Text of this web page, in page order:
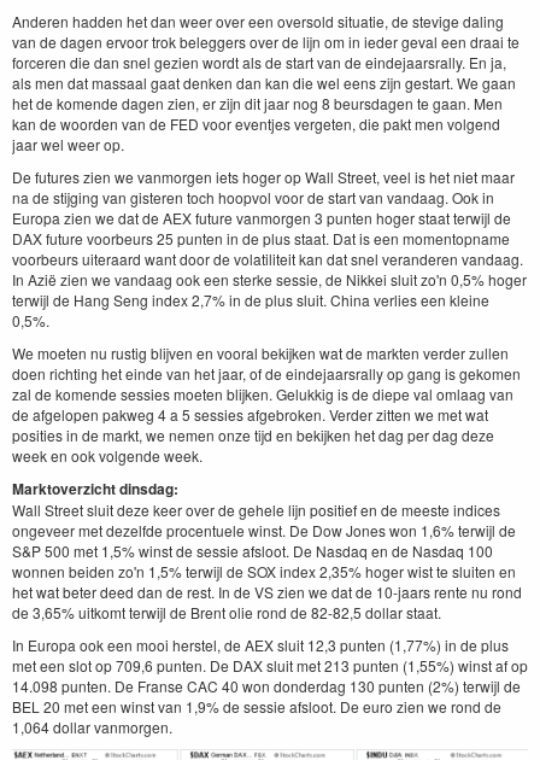
Anderen hadden het dan weer over een oversold situatie, de stevige daling
van de dagen ervoor trok beleggers over de lijn om in ieder geval een draai te
forceren die dan snel gezien wordt als de start van de eindejaarsrally. En ja,
als men dat massaal gaat denken dan kan die wel eens zijn gestart. We gaan
het de komende dagen zien, er zijn dit jaar nog 8 beursdagen te gaan. Men
kan de woorden van de FED voor eventjes vergeten, die pakt men volgend
jaar wel weer op.
De futures zien we vanmorgen iets hoger op Wall Street, veel is het niet maar
na de stijging van gisteren toch hoopvol voor de start van vandaag. Ook in
Europa zien we dat de AEX future vanmorgen 3 punten hoger staat terwijl de
DAX future voorbeurs 25 punten in de plus staat. Dat is een momentopname
voorbeurs uiteraard want door de volatiliteit kan dat snel veranderen vandaag.
In Azië zien we vandaag ook een sterke sessie, de Nikkei sluit zo'n 0,5% hoger
terwijl de Hang Seng index 2,7% in de plus sluit. China verlies een kleine
0,5%.
We moeten nu rustig blijven en vooral bekijken wat de markten verder zullen
doen richting het einde van het jaar, of de eindejaarsrally op gang is gekomen
zal de komende sessies moeten blijken. Gelukkig is de diepe val omlaag van
de afgelopen pakweg 4 a 5 sessies afgebroken. Verder zitten we met wat
posities in de markt, we nemen onze tijd en bekijken het dag per dag deze
week en ook volgende week.
Marktoverzicht dinsdag:
Wall Street sluit deze keer over de gehele lijn positief en de meeste indices
ongeveer met dezelfde procentuele winst. De Dow Jones won 1,6% terwijl de
S&P 500 met 1,5% winst de sessie afsloot. De Nasdaq en de Nasdaq 100
wonnen beiden zo'n 1,5% terwijl de SOX index 2,35% hoger wist te sluiten en
het wat beter deed dan de rest. In de VS zien we dat de 10-jaars rente nu rond
de 3,65% uitkomt terwijl de Brent olie rond de 82-82,5 dollar staat.
In Europa ook een mooi herstel, de AEX sluit 12,3 punten (1,77%) in de plus
met een slot op 709,6 punten. De DAX sluit met 213 punten (1,55%) winst af op
14.098 punten. De Franse CAC 40 won donderdag 130 punten (2%) terwijl de
BEL 20 met een winst van 1,9% de sessie afsloot. De euro zien we rond de
1,064 dollar vanmorgen.